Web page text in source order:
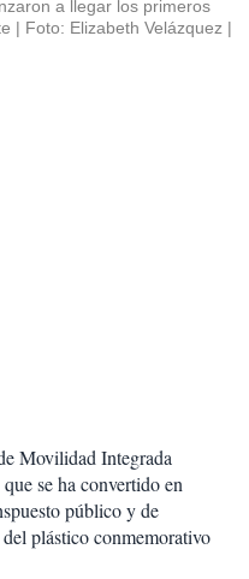
a llegar los primeros
Foto: Elizabeth Velázquez |
Movilidad Integrada
que se ha convertido en
público y de
plástico conmemorativo